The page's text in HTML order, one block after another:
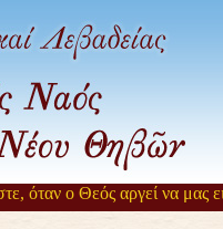
ο Θεός αργεί να μας